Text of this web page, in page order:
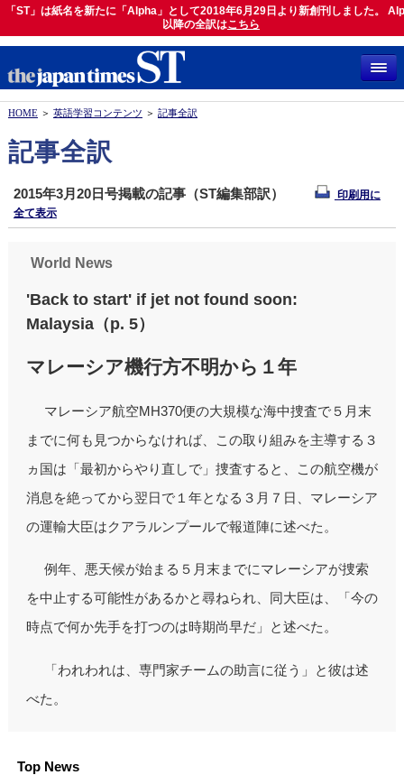
「ST」は紙名を新たに「Alpha」として2018年6月29日より新創刊しました。
以降の全訳はこちら
「ST」は紙名を新たに「Alpha」として2018年6月29日より新創刊しました。
以降の全訳はこちら
HOME＞ 英語学習コンテンツ ＞ 記事全訳
記事全訳
2015年3月20日号掲載の記事（ST編集部訳）
印刷用に
全て表示
World News
'Back to start' if jet not found soon:
Malaysia（p. 5）
マレーシア機行方不明から１年
マレーシア航空MH370便の大規模な海中捜査で５月末
までに何も見つからなければ、この取り組みを主導する３
ヵ国は「最初からやり直しで」捜査すると、この航空機が
消息を絶ってから翌日で１年となる３月７日、マレーシア
の運輸大臣はクアラルンプールで報道陣に述べた。
例年、悪天候が始まる５月末までにマレーシアが捜索
を中止する可能性があるかと尋ねられ、同大臣は、「今の
時点で何か先手を打つのは時期尚早だ」と述べた。
「われわれは、専門家チームの助言に従う」と彼は述
べた。
Top News